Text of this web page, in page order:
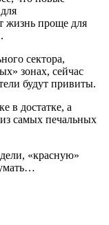
жизнь проще для
сектора,
зонах, сейчас
будут привиты.
в достатке, а
самых печальных
«красную»